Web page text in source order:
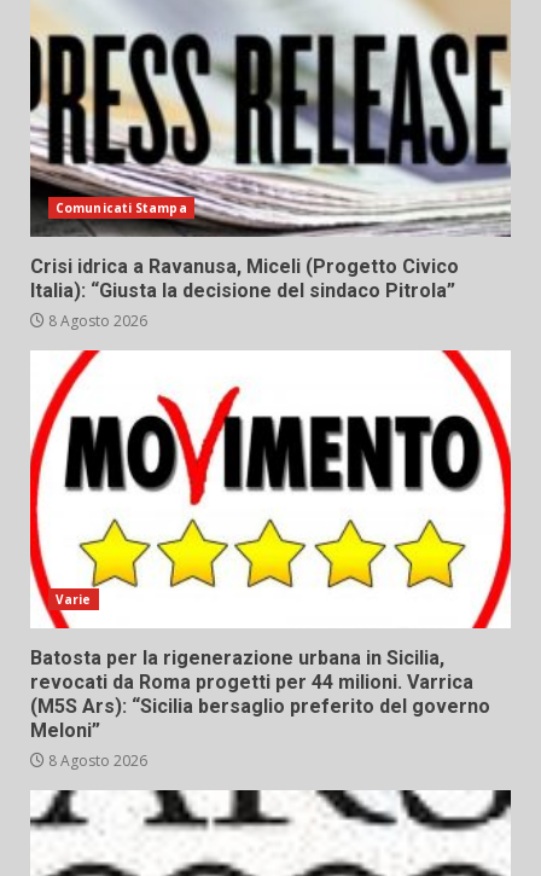
Comunicati Stampa
Crisi idrica a Ravanusa, Miceli (Progetto Civico
Italia): “Giusta la decisione del sindaco Pitrola”
8 Agosto 2026
Varie
Batosta per la rigenerazione urbana in Sicilia,
revocati da Roma progetti per 44 milioni. Varrica
(M5S Ars): “Sicilia bersaglio preferito del governo
Meloni”
8 Agosto 2026